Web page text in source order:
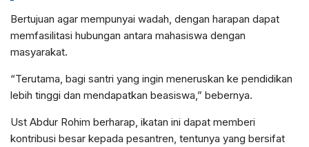
Bertujuan agar mempunyai wadah, dengan harapan dapat
memfasilitasi hubungan antara mahasiswa dengan
masyarakat.
“Terutama, bagi santri yang ingin meneruskan ke pendidikan
lebih tinggi dan mendapatkan beasiswa,” bebernya.
Ust Abdur Rohim berharap, ikatan ini dapat memberi
kontribusi besar kepada pesantren, tentunya yang bersifat